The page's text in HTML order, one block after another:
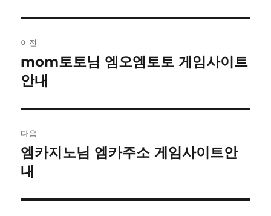
내
비
게
이
션
이전
이
전
mom토토님 엠오엠토토 게임사이트
안내
다음
다
음
엠카지노님 엠카주소 게임사이트안
내